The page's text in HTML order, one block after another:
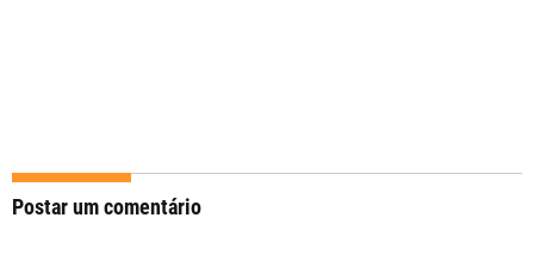
Postar um comentário